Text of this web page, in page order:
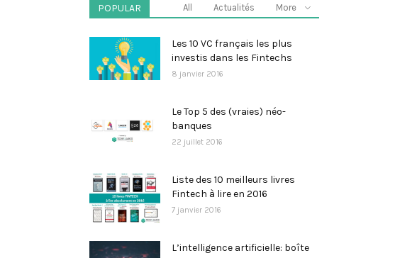
POPULAR All Actualités More
Les 10 VC français les plus
investis dans les Fintechs
8 janvier 2016
Le Top 5 des (vraies) néo-
banques
22 juillet 2016
Liste des 10 meilleurs livres
Fintech à lire en 2016
7 janvier 2016
L’intelligence artificielle: boîte